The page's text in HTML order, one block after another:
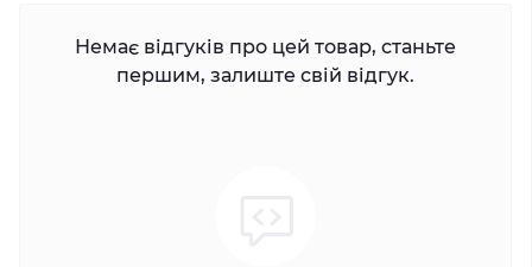
Немає відгуків про цей товар, станьте
першим, залиште свій відгук.